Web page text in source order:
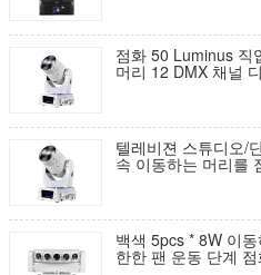
점화 50 Luminus 직
머리 12 DMX 채널
텔레비젼 스튜디오/
속 이동하는 머리를
백색 5pcs * 8W 이
한한 팬 운동 단계